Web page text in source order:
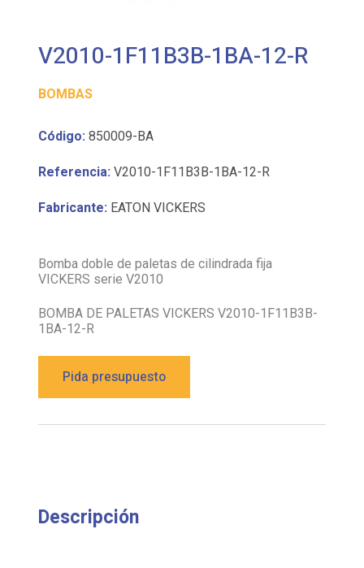
V2010-1F11B3B-1BA-12-R
BOMBAS
Código: 850009-BA
Referencia: V2010-1F11B3B-1BA-12-R
Fabricante: EATON VICKERS
Bomba doble de paletas de cilindrada fija
VICKERS serie V2010
BOMBA DE PALETAS VICKERS V2010-1F11B3B-
1BA-12-R
Pida presupuesto
Descripción